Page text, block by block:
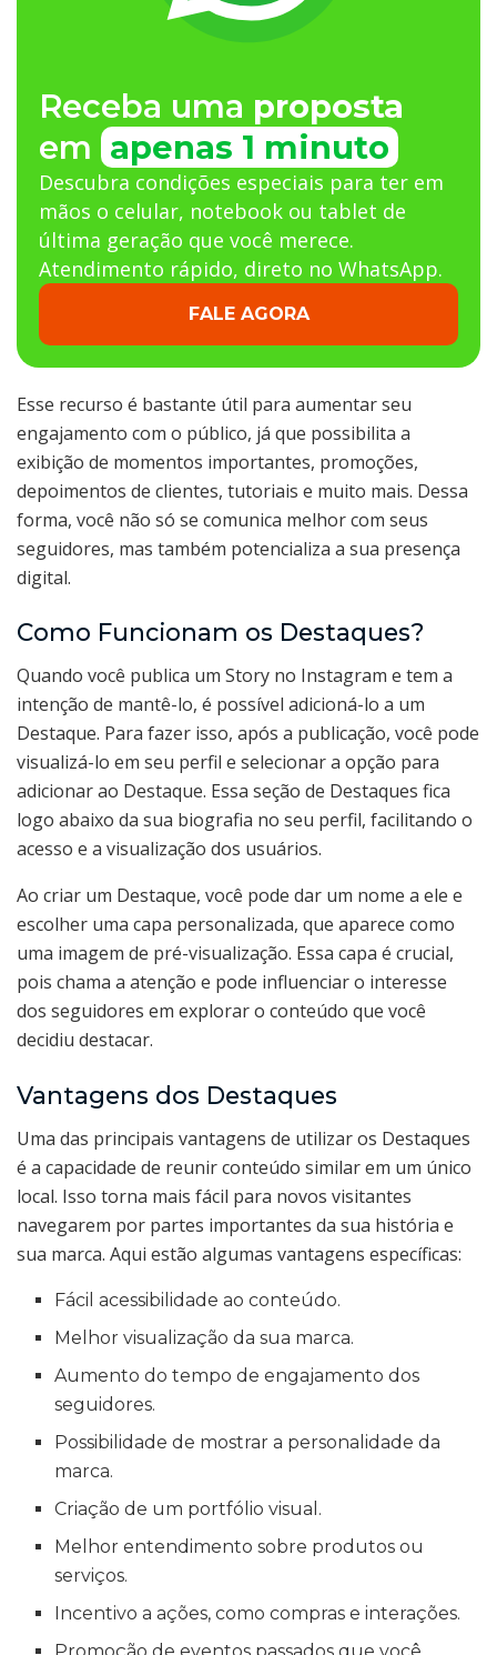
Receba uma proposta
em apenas 1 minuto
Descubra condições especiais para ter em
mãos o celular, notebook ou tablet de
última geração que você merece.
Atendimento rápido, direto no WhatsApp.
FALE AGORA
Esse recurso é bastante útil para aumentar seu
engajamento com o público, já que possibilita a
exibição de momentos importantes, promoções,
depoimentos de clientes, tutoriais e muito mais. Dessa
forma, você não só se comunica melhor com seus
seguidores, mas também potencializa a sua presença
digital.
Como Funcionam os Destaques?
Quando você publica um Story no Instagram e tem a
intenção de mantê-lo, é possível adicioná-lo a um
Destaque. Para fazer isso, após a publicação, você pode
visualizá-lo em seu perfil e selecionar a opção para
adicionar ao Destaque. Essa seção de Destaques fica
logo abaixo da sua biografia no seu perfil, facilitando o
acesso e a visualização dos usuários.
Ao criar um Destaque, você pode dar um nome a ele e
escolher uma capa personalizada, que aparece como
uma imagem de pré-visualização. Essa capa é crucial,
pois chama a atenção e pode influenciar o interesse
dos seguidores em explorar o conteúdo que você
decidiu destacar.
Vantagens dos Destaques
Uma das principais vantagens de utilizar os Destaques
é a capacidade de reunir conteúdo similar em um único
local. Isso torna mais fácil para novos visitantes
navegarem por partes importantes da sua história e
sua marca. Aqui estão algumas vantagens específicas:
Fácil acessibilidade ao conteúdo.
Melhor visualização da sua marca.
Aumento do tempo de engajamento dos
seguidores.
Possibilidade de mostrar a personalidade da
marca.
Criação de um portfólio visual.
Melhor entendimento sobre produtos ou
serviços.
Incentivo a ações, como compras e interações.
Promoção de eventos passados que você